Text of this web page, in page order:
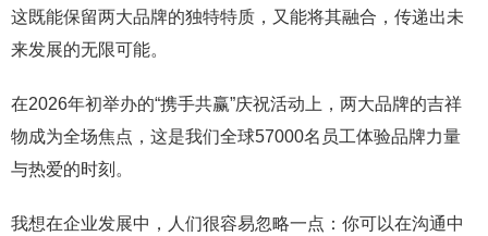
这既能保留两大品牌的独特特质，又能将其融合，传递出未
来发展的无限可能。
在2026年初举办的“携手共赢”庆祝活动上，两大品牌的吉祥
物成为全场焦点，这是我们全球57000名员工体验品牌力量
与热爱的时刻。
我想在企业发展中，人们很容易忽略一点：你可以在沟通中